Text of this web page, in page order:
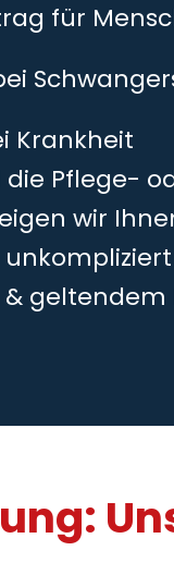
für
Krankheit
Pflege-
wir
geltendem